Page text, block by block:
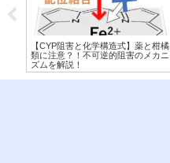
【CYP阻害と化学構造式】薬と柑橘
類に注意？！不可逆的阻害のメカニ
ズムを解説！